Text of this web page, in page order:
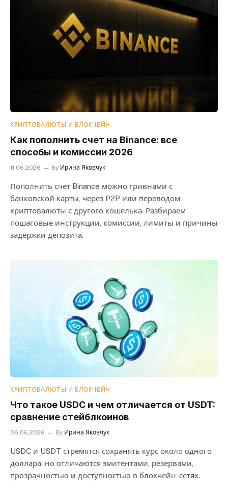
КРИПТОВАЛЮТЫ И БЛОКЧЕЙН
Как пополнить счет на Binance: все
способы и комиссии 2026
11.06.2026 By Ирина Яковчук
Пополнить счет Binance можно гривнами с
банковской карты, через P2P или переводом
криптовалюты с другого кошелька. Разбираем
пошаговые инструкции, комиссии, лимиты и причины
задержки депозита.
КРИПТОВАЛЮТЫ И БЛОКЧЕЙН
Что такое USDC и чем отличается от USDT:
сравнение стейблкоинов
06.06.2026 By Ирина Яковчук
USDC и USDT стремятся сохранять курс около одного
доллара, но отличаются эмитентами, резервами,
прозрачностью и доступностью в блокчейн-сетях.